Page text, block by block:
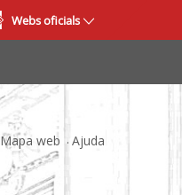
Webs oficials
Mapa web Ajuda